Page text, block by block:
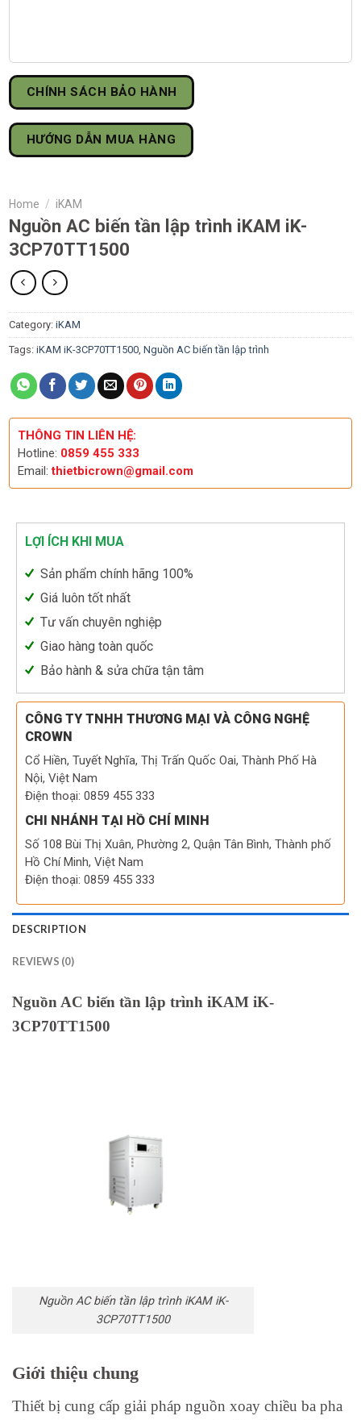
CHÍNH SÁCH BẢO HÀNH
HƯỚNG DẪN MUA HÀNG
Home / iKAM
Nguồn AC biến tần lập trình iKAM iK-
3CP70TT1500
Category: iKAM
Tags: iKAM iK-3CP70TT1500, Nguồn AC biến tần lập trình
THÔNG TIN LIÊN HỆ:
Hotline: 0859 455 333
Email:thietbicrown@gmail.com
LỢI ÍCH KHI MUA
Sản phẩm chính hãng 100%
Giá luôn tốt nhất
Tư vấn chuyên nghiệp
Giao hàng toàn quốc
Bảo hành & sửa chữa tận tâm
CÔNG TY TNHH THƯƠNG MẠI VÀ CÔNG NGHỆ
CROWN
Cổ Hiền, Tuyết Nghĩa, Thị Trấn Quốc Oai, Thành Phố Hà
Nội, Việt Nam
Điện thoại: 0859 455 333
CHI NHÁNH TẠI HỒ CHÍ MINH
Số 108 Bùi Thị Xuân, Phường 2, Quận Tân Bình, Thành phố
Hồ Chí Minh, Việt Nam
Điện thoại: 0859 455 333
DESCRIPTION
REVIEWS (0)
Nguồn AC biến tần lập trình iKAM iK-
3CP70TT1500
Nguồn AC biến tần lập trình iKAM iK-
3CP70TT1500
Giới thiệu chung
Thiết bị cung cấp giải pháp nguồn xoay chiều ba pha